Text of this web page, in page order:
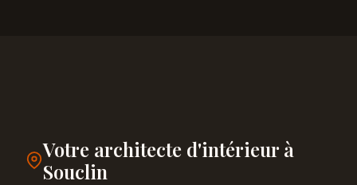
Votre architecte d'intérieur à
Souclin